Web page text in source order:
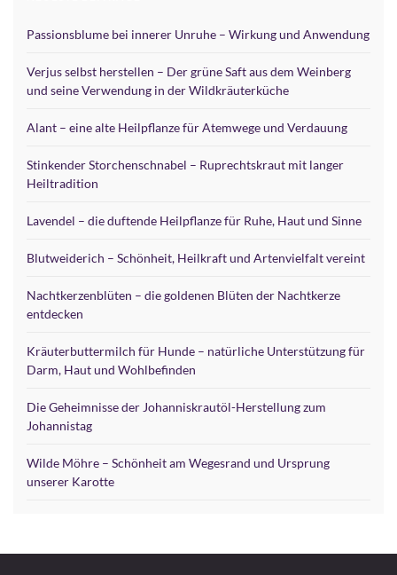
Passionsblume bei innerer Unruhe – Wirkung und Anwendung
Verjus selbst herstellen – Der grüne Saft aus dem Weinberg
und seine Verwendung in der Wildkräuterküche
Alant – eine alte Heilpflanze für Atemwege und Verdauung
Stinkender Storchenschnabel – Ruprechtskraut mit langer
Heiltradition
Lavendel – die duftende Heilpflanze für Ruhe, Haut und Sinne
Blutweiderich – Schönheit, Heilkraft und Artenvielfalt vereint
Nachtkerzenblüten – die goldenen Blüten der Nachtkerze
entdecken
Kräuterbuttermilch für Hunde – natürliche Unterstützung für
Darm, Haut und Wohlbefinden
Die Geheimnisse der Johanniskrautöl-Herstellung zum
Johannistag
Wilde Möhre – Schönheit am Wegesrand und Ursprung
unserer Karotte